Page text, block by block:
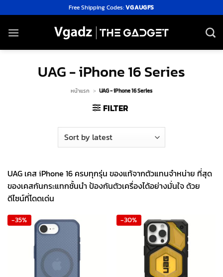
to
content
Free Shipping Codes:VGAUGFS
UAG - iPhone 16 Series
หน้าแรก > UAG - iPhone 16 Series
FILTER
UAG เคส iPhone 16 ครบทุกรุ่น ของแท้จากตัวแทนจำหน่าย ที่สุด
ของเคสกันกระแทกชั้นนำ ป้องกันตัวเครื่องได้อย่างมั่นใจ ด้วย
ดีไซน์ที่โดดเด่น
-35% -30%